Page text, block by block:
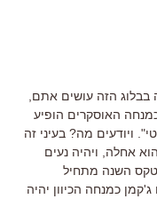
בבלוג הזה עושים אתם,
האוסקרים הופיע
ויודעים מה? בעיני זה
אחלה, ויהיה נעים
השנה מתחיל
כמנחה הכיוון יהיה